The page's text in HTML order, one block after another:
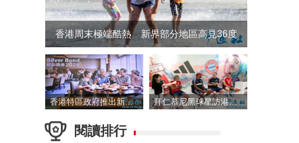
香港周末極端酷熱 新界部分地區高見36度
香港特區政府推出新一批銀色債券 每手1萬元保底息4.25厘 拜仁慕尼黑球星訪港 與球迷近距離互動
閱讀排行